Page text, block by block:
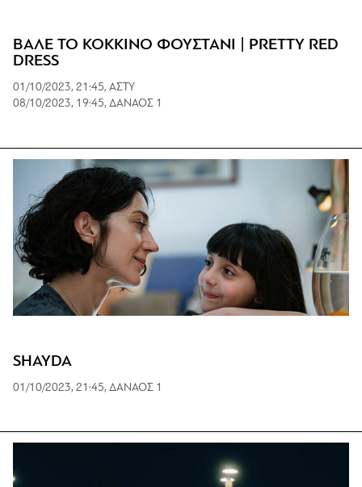
ΒΑΛΕ ΤΟ ΚΟΚΚΙΝΟ ΦΟΥΣΤΑΝΙ | PRETTY RED
DRESS
01/10/2023, 21:45, ΑΣΤΥ
08/10/2023, 19:45, ΔΑΝΑΟΣ 1
SHAYDA
01/10/2023, 21:45, ΔΑΝΑΟΣ 1